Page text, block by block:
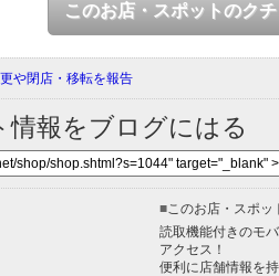
このお店・スポットのク
や閉店・移転を報告
情報をブログにはる
■このお店・スポッ
読取機能付きのモ
アクセス！
便利に店舗情報を